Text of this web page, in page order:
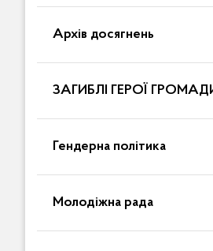
Архів досягнень
ЗАГИБЛІ ГЕРОЇ
Гендерна політика
Молодіжна рада